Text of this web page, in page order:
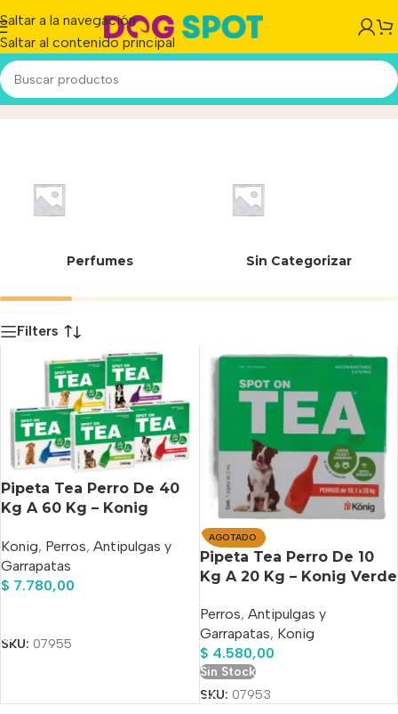
Saltar a la navegación
Saltar al contenido principal
PIPETA TEA SPOT ONInicio/Producto
Perfumes Sin Categorizar
Filters
Pipeta Tea Perro De 40
Kg A 60 Kg – Konig
Konig, Perros, Antipulgas y
Garrapatas
$ 7.780,00
SKU: 07955
AGOTADO
Pipeta Tea Perro De 10
Kg A 20 Kg – Konig Verde
Perros, Antipulgas y
Garrapatas, Konig
$ 4.580,00
Sin Stock
SKU: 07953